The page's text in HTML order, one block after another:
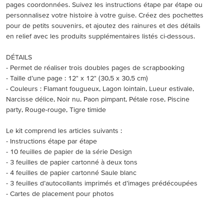
pages coordonnées. Suivez les instructions étape par étape ou
personnalisez votre histoire à votre guise. Créez des pochettes
pour de petits souvenirs, et ajoutez des rainures et des détails
en relief avec les produits supplémentaires listés ci-dessous.
DÉTAILS
- Permet de réaliser trois doubles pages de scrapbooking
- Taille d’une page : 12" x 12" (30,5 x 30,5 cm)
- Couleurs : Flamant fougueux, Lagon lointain, Lueur estivale,
Narcisse délice, Noir nu, Paon pimpant, Pétale rose, Piscine
party, Rouge-rouge, Tigre timide
Le kit comprend les articles suivants :
- Instructions étape par étape
- 10 feuilles de papier de la série Design
- 3 feuilles de papier cartonné à deux tons
- 4 feuilles de papier cartonné Saule blanc
- 3 feuilles d’autocollants imprimés et d’images prédécoupées
- Cartes de placement pour photos